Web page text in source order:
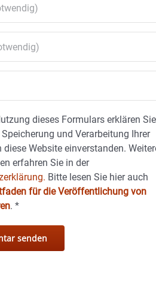
dieses Formulars erklären Sie
und Verarbeitung Ihrer
diese Website einverstanden.
erfahren Sie in der
Bitte lesen Sie hier auch
für die Veröffentlichung von
.*